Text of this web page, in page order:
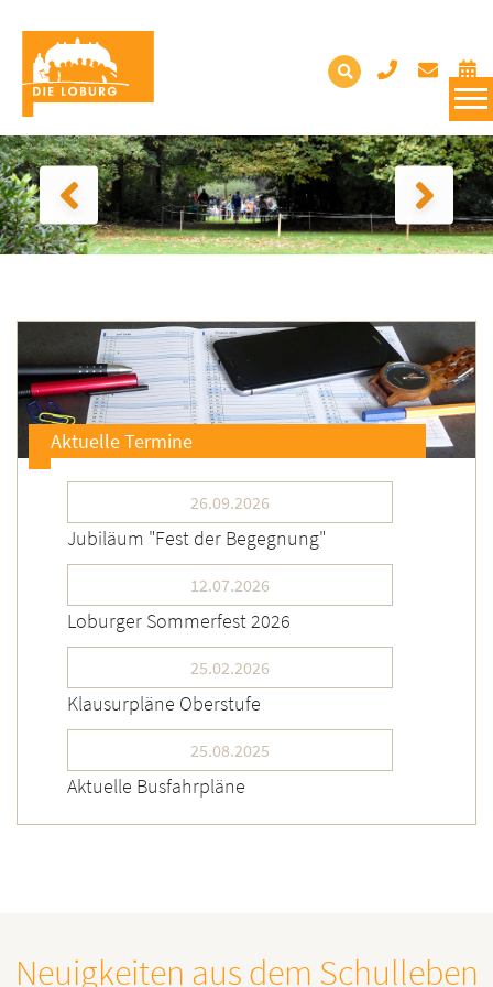
Aktuelle Termine
26.09.2026
Jubiläum "Fest der Begegnung"
12.07.2026
Loburger Sommerfest 2026
25.02.2026
Klausurpläne Oberstufe
25.08.2025
Aktuelle Busfahrpläne
Neuigkeiten aus dem Schulleben